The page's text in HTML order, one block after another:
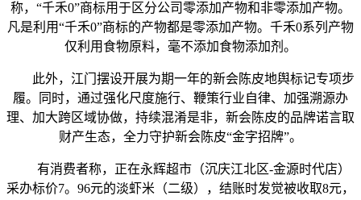
称，“千禾0”商标用于区分公司零添加产物和非零添加产物。
凡是利用“千禾0”商标的产物都是零添加产物。千禾0系列产物
仅利用食物原料，毫不添加食物添加剂。
此外，江门摆设开展为期一年的新会陈皮地舆标记专项步
履。同时，通过强化尺度施行、鞭策行业自律、加强溯源办
理、加大跨区域协做，持续混淆是非，新会陈皮的品牌诺言取
财产生态，全力守护新会陈皮“金字招牌”。
有消费者称，正在永辉超市（沉庆江北区-金源时代店）
采办标价7。96元的淡虾米（二级），结账时发觉被收取8元，